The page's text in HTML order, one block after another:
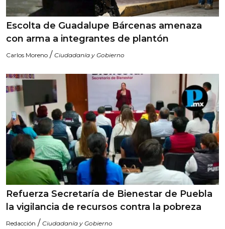
Escolta de Guadalupe Bárcenas amenaza
con arma a integrantes de plantón
Carlos Moreno / Ciudadanía y Gobierno
Refuerza Secretaría de Bienestar de Puebla
la vigilancia de recursos contra la pobreza
Redacción / Ciudadanía y Gobierno